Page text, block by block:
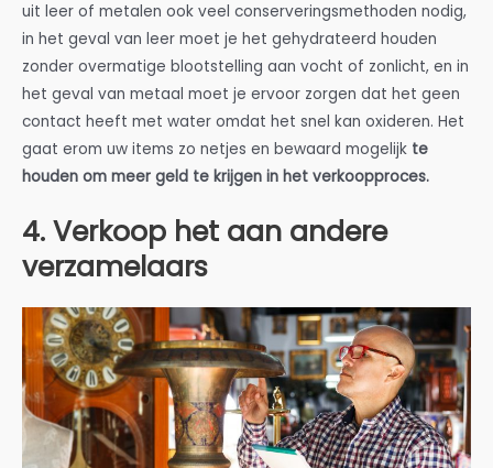
uit leer of metalen ook veel conserveringsmethoden nodig,
in het geval van leer moet je het gehydrateerd houden
zonder overmatige blootstelling aan vocht of zonlicht, en in
het geval van metaal moet je ervoor zorgen dat het geen
contact heeft met water omdat het snel kan oxideren. Het
gaat erom uw items zo netjes en bewaard mogelijk te
houden om meer geld te krijgen in het verkoopproces.
4. Verkoop het aan andere
verzamelaars